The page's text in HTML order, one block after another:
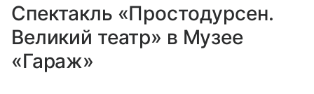
Спектакль «Простодурсен.
Великий театр» в Музее
«Гараж»